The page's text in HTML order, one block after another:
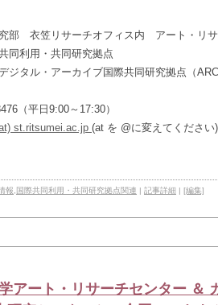
衣笠リサーチオフィス内 アート・リサ
同利用・共同研究拠点
ジタル・アーカイブ国際共同研究拠点（
（平日9:00～17:30）
st.ritsumei.ac.jp (at を @に変えてください)
報 国際共同利用・共同研究拠点関連 | 記事詳細 | [編集]
アート・リサーチセンター ＆